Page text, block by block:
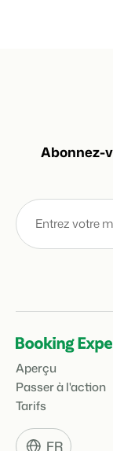
Abonnez-
Aperçu
Passer à l'action
Tarifs
FR